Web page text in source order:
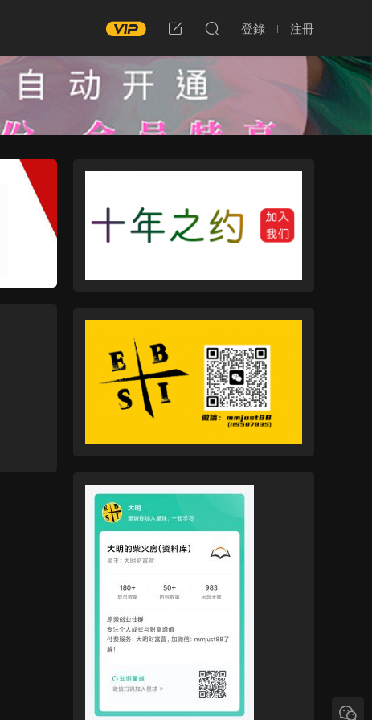
登錄 注冊